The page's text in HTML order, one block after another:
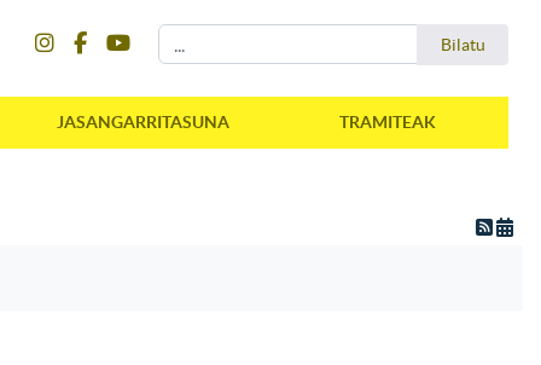
Bilatu
JASANGARRITASUNA TRAMITEAK